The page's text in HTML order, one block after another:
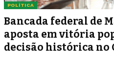
POLÍTICA
Bancada federal de
aposta em vitória
decisão histórica no